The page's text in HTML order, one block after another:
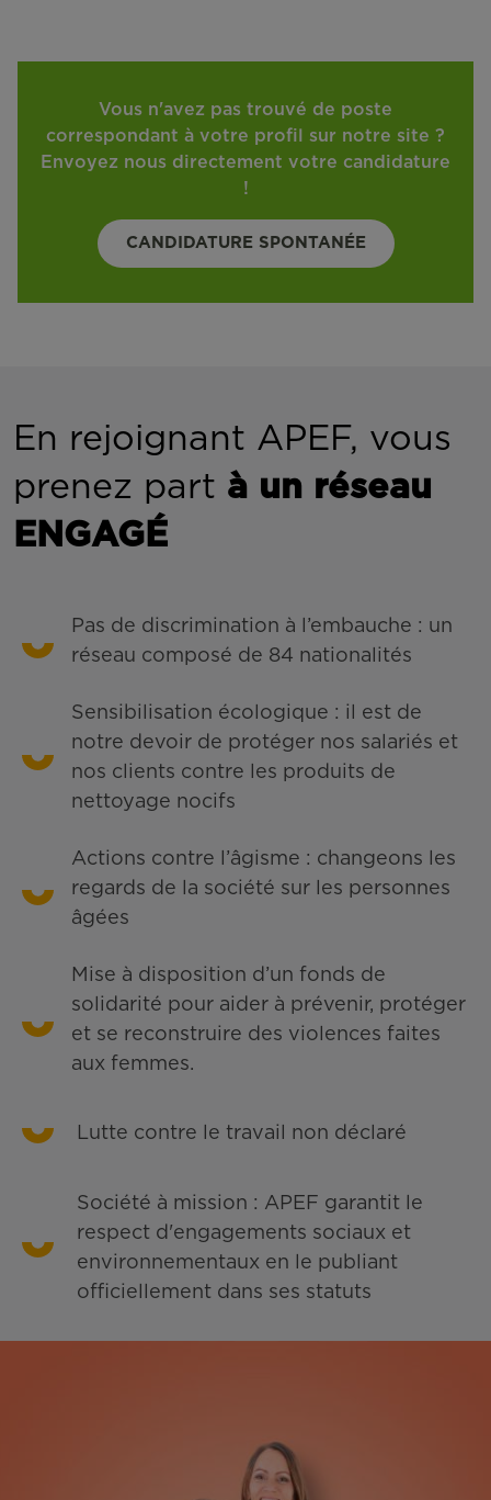
Vous n'avez pas trouvé de poste
correspondant à votre profil sur notre site ?
Envoyez nous directement votre candidature
!
CANDIDATURE SPONTANÉE
En rejoignant APEF, vous
prenez part à un réseau
ENGAGÉ
Pas de discrimination à l’embauche : un
réseau composé de 84 nationalités
Sensibilisation écologique : il est de
notre devoir de protéger nos salariés et
nos clients contre les produits de
nettoyage nocifs
Actions contre l’âgisme : changeons les
regards de la société sur les personnes
âgées
Mise à disposition d’un fonds de
solidarité pour aider à prévenir, protéger
et se reconstruire des violences faites
aux femmes.
Lutte contre le travail non déclaré
Société à mission : APEF garantit le
respect d'engagements sociaux et
environnementaux en le publiant
officiellement dans ses statuts